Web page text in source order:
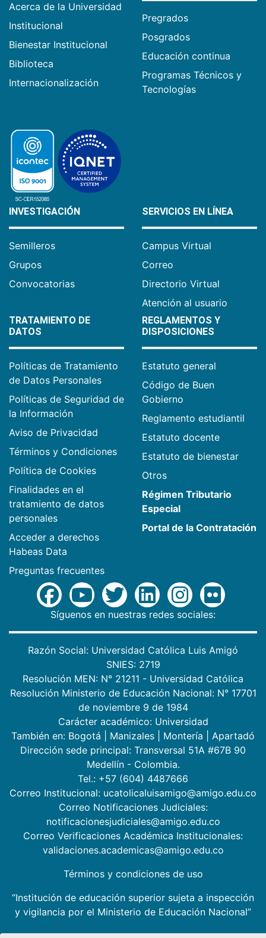
Acerca de la Universidad
Institucional
Bienestar Institucional
Biblioteca
Internacionalización
Pregrados
Posgrados
Educación continua
Programas Técnicos y
Tecnologías
INVESTIGACIÓN
Semilleros
Grupos
Convocatorias
SERVICIOS EN LÍNEA
Campus Virtual
Correo
Directorio Virtual
Atención al usuario
TRATAMIENTO DE
DATOS
Políticas de Tratamiento
de Datos Personales
Políticas de Seguridad de
la Información
Aviso de Privacidad
Términos y Condiciones
Política de Cookies
Finalidades en el
tratamiento de datos
personales
Acceder a derechos
Habeas Data
Preguntas frecuentes
REGLAMENTOS Y
DISPOSICIONES
Estatuto general
Código de Buen
Gobierno
Reglamento estudiantil
Estatuto docente
Estatuto de bienestar
Otros
Régimen Tributario
Especial
Portal de la Contratación
Síguenos en nuestras redes sociales:
Razón Social: Universidad Católica Luis Amigó
SNIES: 2719
Resolución MEN: N° 21211 - Universidad Católica
Resolución Ministerio de Educación Nacional: N° 17701
de noviembre 9 de 1984
Carácter académico: Universidad
También en: Bogotá Manizales Montería
Apartadó
Dirección sede principal: Transversal 51A #67B 90
Medellín - Colombia.
Tel.: +57 (604) 4487666
Correo Institucional: ucatolicaluisamigo@amigo.edu.co
Correo Notificaciones Judiciales:
notificacionesjudiciales@amigo.edu.co
Correo Verificaciones Académica Institucionales:
validaciones.academicas@amigo.edu.co
Términos y condiciones de uso
“Institución de educación superior sujeta a inspección
y vigilancia por el Ministerio de Educación Nacional”